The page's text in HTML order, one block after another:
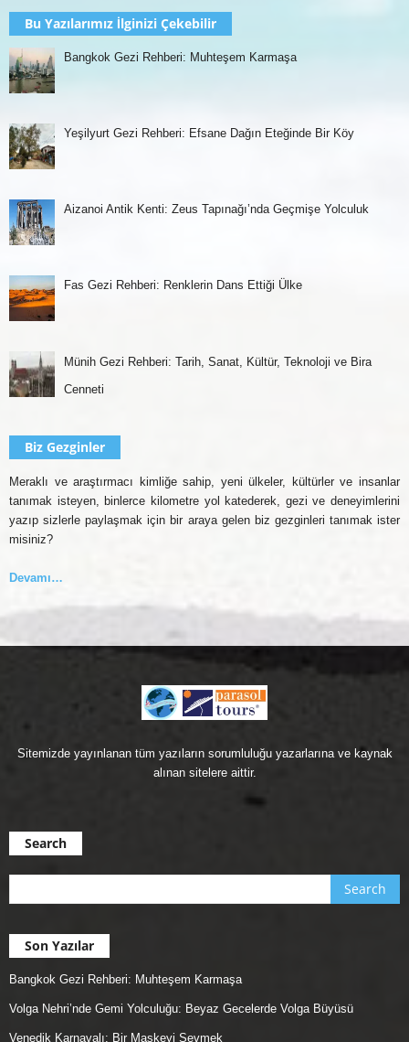
Bu Yazılarımız İlginizi Çekebilir
Bangkok Gezi Rehberi: Muhteşem Karmaşa
Yeşilyurt Gezi Rehberi: Efsane Dağın Eteğinde Bir Köy
Aizanoi Antik Kenti: Zeus Tapınağı’nda Geçmişe Yolculuk
Fas Gezi Rehberi: Renklerin Dans Ettiği Ülke
Münih Gezi Rehberi: Tarih, Sanat, Kültür, Teknoloji ve Bira
Cenneti
Biz Gezginler
Meraklı ve araştırmacı kimliğe sahip, yeni ülkeler, kültürler ve insanlar
tanımak isteyen, binlerce kilometre yol katederek, gezi ve deneyimlerini
yazıp sizlerle paylaşmak için bir araya gelen biz gezginleri tanımak ister
misiniz?
Devamı…
Sitemizde yayınlanan tüm yazıların sorumluluğu yazarlarına ve kaynak
alınan sitelere aittir.
Search
Son Yazılar
Bangkok Gezi Rehberi: Muhteşem Karmaşa
Volga Nehri’nde Gemi Yolculuğu: Beyaz Gecelerde Volga Büyüsü
Venedik Karnavalı: Bir Maskeyi Sevmek